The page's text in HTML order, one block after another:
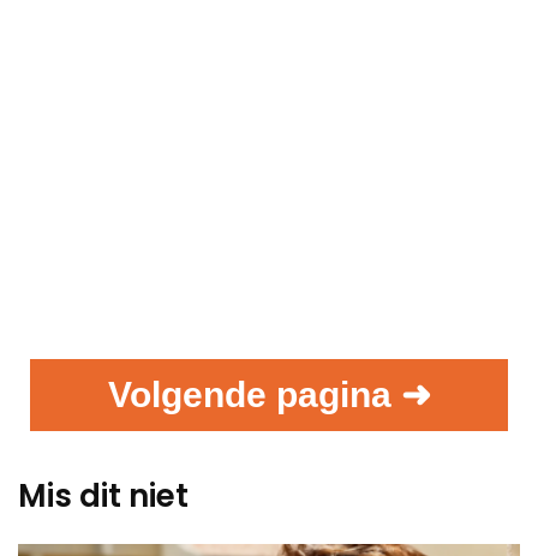
Volgende pagina ➜
Mis dit niet